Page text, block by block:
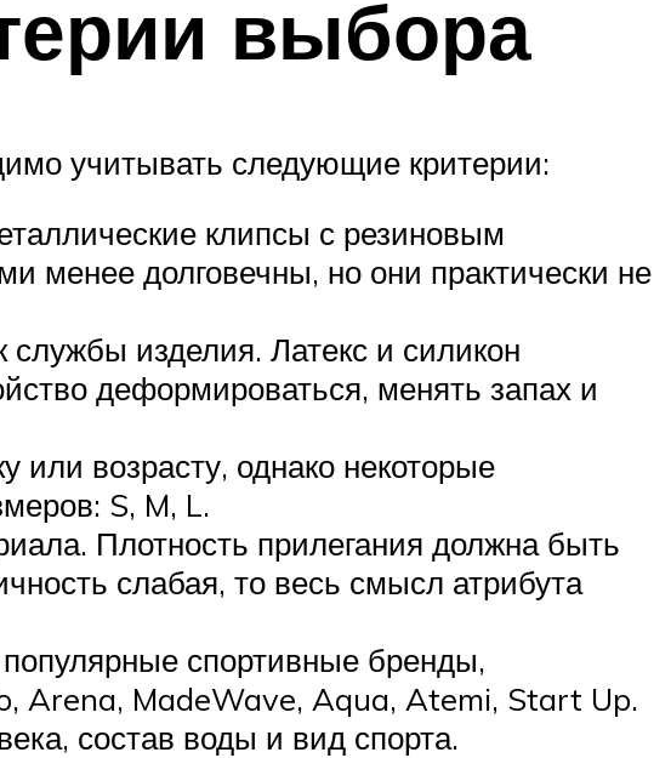
выбора
учитывать следующие критерии:
клипсы с резиновым
менее долговечны, но они практически не
службы изделия. Латекс и силикон
деформироваться, менять запах и
возрасту, однако некоторые
S, M, L.
Плотность прилегания должна быть
слабая, то весь смысл атрибута
спортивные бренды,
Arena, MadeWave, Aqua, Atemi, Start Up.
состав воды и вид спорта.